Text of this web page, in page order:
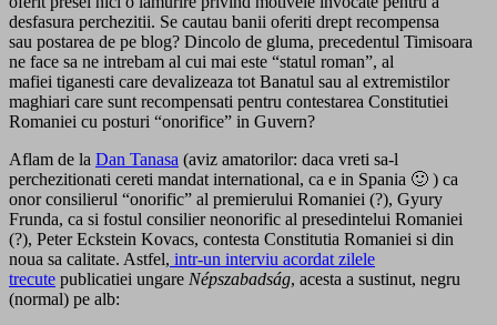
desfasura perchezitii. Se cautau banii oferiti drept recompensa
sau postarea de pe blog? Dincolo de gluma, precedentul Timisoara
ne face sa ne intrebam al cui mai este “statul roman”, al
mafiei tiganesti care devalizeaza tot Banatul sau al extremistilor
maghiari care sunt recompensati pentru contestarea Constitutiei
Romaniei cu posturi “onorifice” in Guvern?
Aflam de la Dan Tanasa (aviz amatorilor: daca vreti sa-l
perchezitionati cereti mandat international, ca e in Spania 🙂 ) ca
onor consilierul “onorific” al premierului Romaniei (?), Gyury
Frunda, ca si fostul consilier neonorific al presedintelui Romaniei
(?), Peter Eckstein Kovacs, contesta Constitutia Romaniei si din
noua sa calitate. Astfel, intr-un interviu acordat zilele
trecute publicatiei ungare Népszabadság, acesta a sustinut, negru
(normal) pe alb: